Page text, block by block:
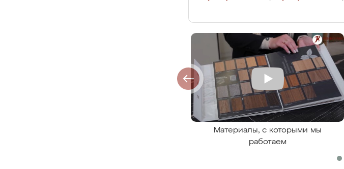
Материалы, с которыми мы
работаем